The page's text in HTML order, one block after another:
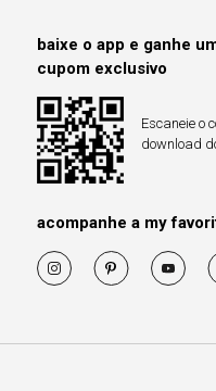
baixe o app e ganhe
cupom exclusivo
Escaneie o
download
acompanhe a my